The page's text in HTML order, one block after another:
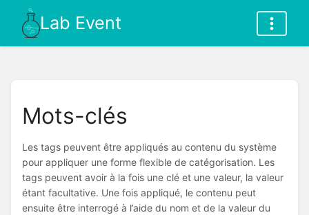
Lab Event
Mots-clés
Les tags peuvent être appliqués au contenu du système
pour appliquer une forme flexible de catégorisation. Les
tags peuvent avoir à la fois une clé et une valeur, la valeur
étant facultative. Une fois appliqué, le contenu peut
ensuite être interrogé à l’aide du nom et de la valeur du